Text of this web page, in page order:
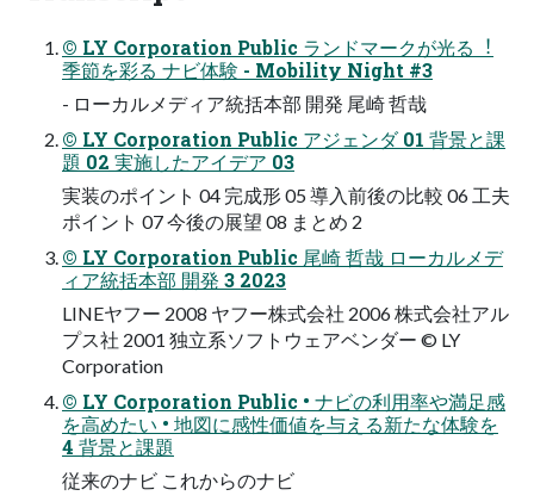
© LY Corporation Public ランドマークが光る︕
季節を彩る ナビ体験 - Mobility Night #3
- ローカルメディア統括本部 開発 尾崎 哲哉
© LY Corporation Public アジェンダ 01 背景と課
題 02 実施したアイデア 03
実装のポイント 04 完成形 05 導⼊前後の⽐較 06 ⼯夫
ポイント 07 今後の展望 08 まとめ 2
© LY Corporation Public 尾崎 哲哉 ローカルメデ
ィア統括本部 開発 3 2023
LINEヤフー 2008 ヤフー株式会社 2006 株式会社アル
プス社 2001 独⽴系ソフトウェアベンダー © LY
Corporation
© LY Corporation Public • ナビの利⽤率や満⾜感
を⾼めたい • 地図に感性価値を与える新たな体験を
4 背景と課題
従来のナビ これからのナビ